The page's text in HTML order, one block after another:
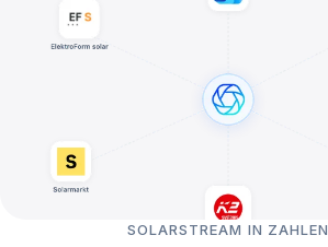
SOLARSTREAM IN ZAHLEN